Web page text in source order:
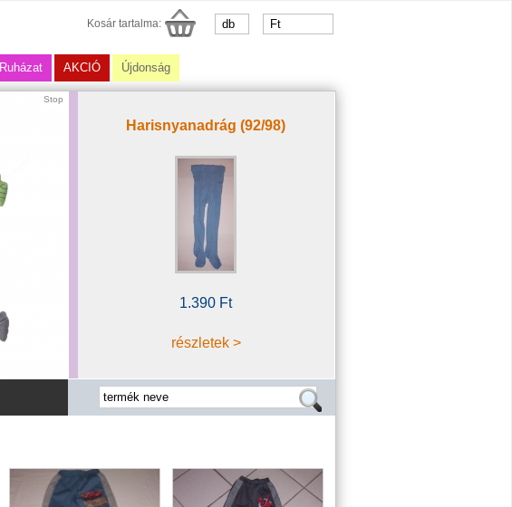
Kosár tartalma:
Ruházat AKCIÓ Újdonság
Stop
Harisnyanadrág (92/98)
1.390 Ft
részletek >